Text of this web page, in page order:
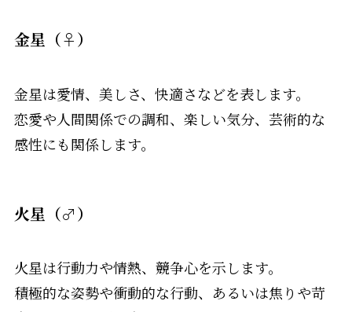
金星（♀）
金星は愛情、美しさ、快適さなどを表します。
恋愛や人間関係での調和、楽しい気分、芸術的な
感性にも関係します。
火星（♂）
火星は行動力や情熱、競争心を示します。
積極的な姿勢や衝動的な行動、あるいは焦りや苛